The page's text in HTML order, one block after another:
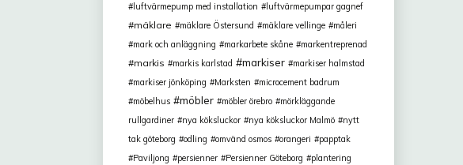
luftvärmepump med installation
luftvärmepumpar gagnef
mäklare mäklare Östersund mäklare vellinge
måleri
mark och anläggning
markarbete skåne markentreprenad
markis markis karlstad markiser
markiser halmstad
markiser jönköping
Marksten
microcement badrum
möbelhus
möbler möbler örebro
mörkläggande
rullgardiner
nya köksluckor nya köksluckor Malmö
nytt
tak göteborg
odling omvänd osmos orangeri
papptak
Paviljong
persienner Persienner Göteborg
plantering